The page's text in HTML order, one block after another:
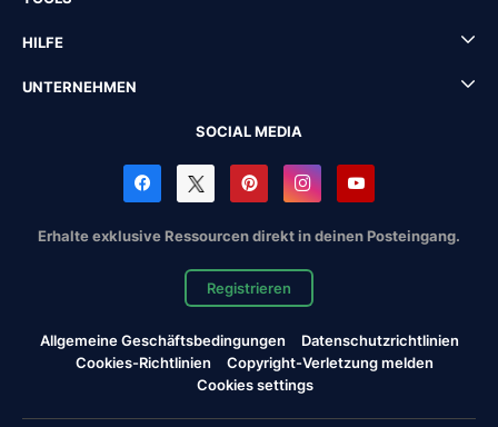
HILFE
UNTERNEHMEN
SOCIAL MEDIA
Erhalte exklusive Ressourcen direkt in deinen Posteingang.
Registrieren
Allgemeine Geschäftsbedingungen
Datenschutzrichtlinien
Cookies-Richtlinien
Copyright-Verletzung melden
Cookies settings